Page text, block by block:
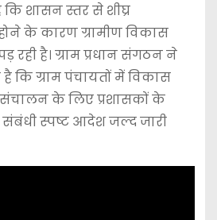
शासन स्तर से शीघ्र
के कारण ग्रामीण विकास
रही है। ग्राम प्रधान संगठन ने
कि ग्राम पंचायतों में विकास
के लिए प्रशासकों के
संबंधी स्पष्ट आदेश जल्द जारी